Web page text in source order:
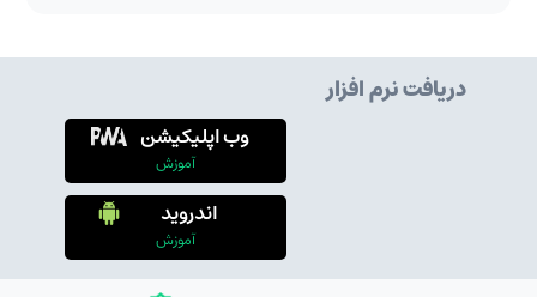
دریافت نرم افزار
وب اپلیکیشن
آموزش
اندروید
آموزش